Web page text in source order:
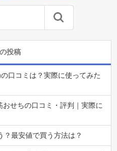
投稿
口コミは？実際に使ってみた
せちの口コミ・評判｜実際に
？最安値で買う方法は？